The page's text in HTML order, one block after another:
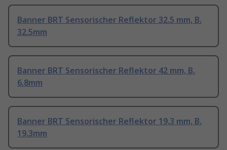
Banner BRT Sensorischer Reflektor 32.5 mm, B.
32.5mm
Banner BRT Sensorischer Reflektor 42 mm, B.
6.8mm
Banner BRT Sensorischer Reflektor 19.3 mm, B.
19.3mm